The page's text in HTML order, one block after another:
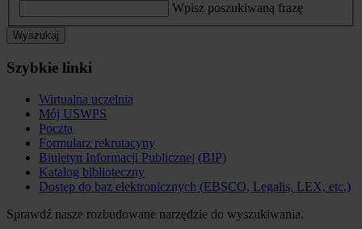
Wpisz poszukiwaną frazę
Wyszukaj
Szybkie linki
Wirtualna uczelnia
Mój USWPS
Poczta
Formularz rekrutacyny
Biuletyn Informacji Publicznej (BIP)
Katalog biblioteczny
Dostęp do baz elektronicznych (EBSCO, Legalis, LEX, etc.)
Sprawdź nasze rozbudowane narzędzie do wyszukiwania.